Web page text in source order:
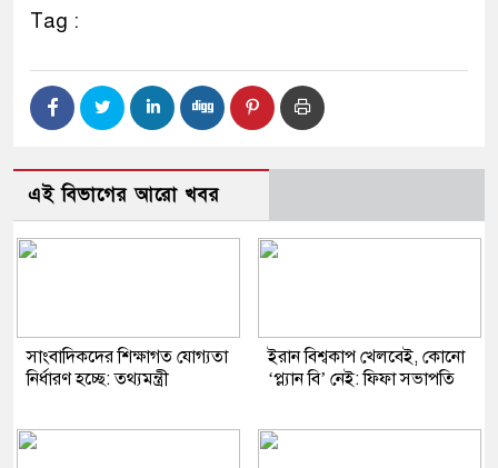
Tag :
এই বিভাগের আরো খবর
সাংবাদিকদের শিক্ষাগত যোগ্যতা
নির্ধারণ হচ্ছে: তথ্যমন্ত্রী
ইরান বিশ্বকাপ খেলবেই, কোনো
‘প্ল্যান বি’ নেই: ফিফা সভাপতি